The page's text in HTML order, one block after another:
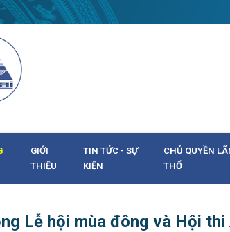
GIỚI
THIỆU
TIN TỨC - SỰ
KIỆN
CHỦ QUYỀN
THỔ
Lễ hội mùa đông và Hội